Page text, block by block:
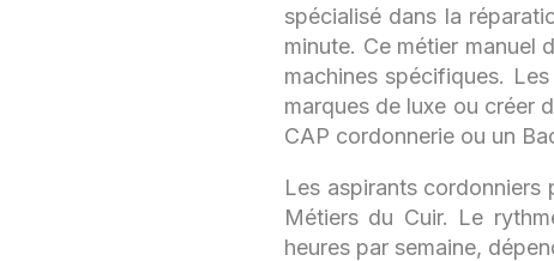
spécialisé dans la
minute. Ce métier manuel
machines spécifiques.
marques de luxe ou créer
CAP cordonnerie ou un
Les aspirants cordonniers
Métiers du Cuir. Le
heures par semaine,